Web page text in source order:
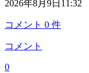
2026年8月9日11:32
コメント 0 件
コメント
0